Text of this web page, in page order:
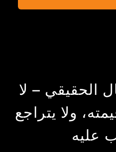
الحقيقي – لا
ولا يتراجع